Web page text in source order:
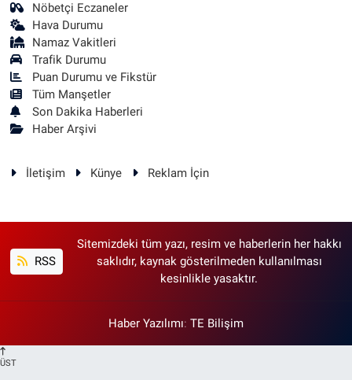
Nöbetçi Eczaneler
Hava Durumu
Namaz Vakitleri
Trafik Durumu
Puan Durumu ve Fikstür
Tüm Manşetler
Son Dakika Haberleri
Haber Arşivi
İletişim Künye Reklam İçin
RSS
Sitemizdeki tüm yazı, resim ve haberlerin her hakkı
saklıdır, kaynak gösterilmeden kullanılması
kesinlikle yasaktır.
Haber Yazılımı: TE Bilişim
ÜST